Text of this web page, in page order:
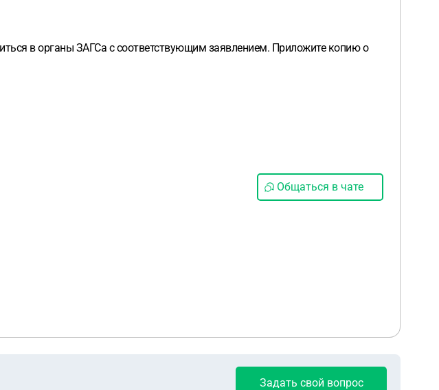
в органы ЗАГСа с соответствующим заявлением. Приложите копию о
Общаться в чате
Задать свой вопрос